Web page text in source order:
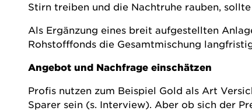
Stirn treiben und die Nachtruhe rauben,
Als Ergänzung eines breit aufgestellten
Rohstofffonds die Gesamtmischung
Angebot und Nachfrage einschätzen
Profis nutzen zum Beispiel Gold als Art
Sparer sein (s. Interview). Aber ob sich der